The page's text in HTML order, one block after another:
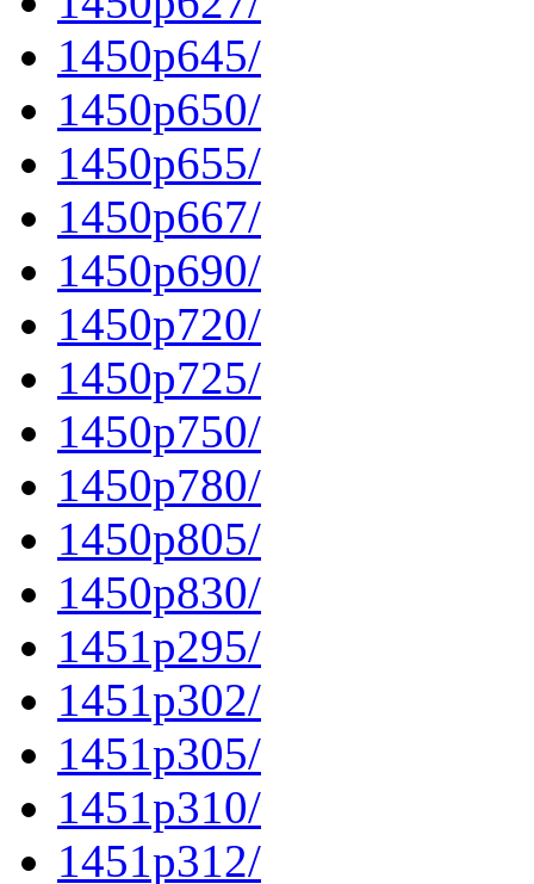
1450p645/
1450p650/
1450p655/
1450p667/
1450p690/
1450p720/
1450p725/
1450p750/
1450p780/
1450p805/
1450p830/
1451p295/
1451p302/
1451p305/
1451p310/
1451p312/